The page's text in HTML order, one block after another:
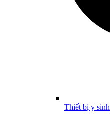
Thiết bị y sinh